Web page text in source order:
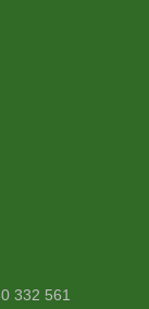
332 561